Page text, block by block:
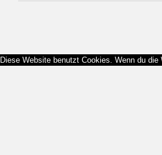
Diese Website benutzt Cookies. Wenn du